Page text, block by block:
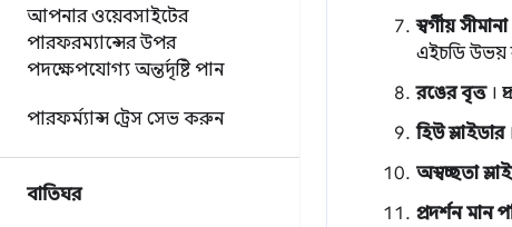
আপনার ওয়েবসাইটের
পারফরম্যান্সের উপর
পদক্ষেপযোগ্য অন্তর্দৃষ্টি পান
পারফর্ম্যান্স ট্রেস সেভ করুন
বাতিঘর
স্বর্গীয় সীমানা
এইচডি উভয়
রঙের বৃত্ত।
হিউ স্লাইডার
অস্বচ্ছতা
প্রদর্শন মান